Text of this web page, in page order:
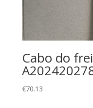
Cabo do
€70.13